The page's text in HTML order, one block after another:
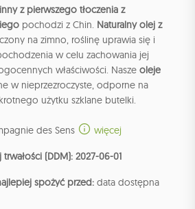
z pierwszego tłoczenia z
pochodzi z Chin. Naturalny olej z
na zimno, roślinę uprawia się i
w celu zachowania jej
właściwości. Nasze oleje
w nieprzezroczyste, odporne na
użytku szklane butelki.
des Sens więcej
(DDM): 2027-06-01
spożyć przed: data dostępna